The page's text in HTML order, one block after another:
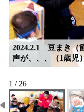
2024.2.1 豆まき（
声が、、、（1歳児
1 / 26